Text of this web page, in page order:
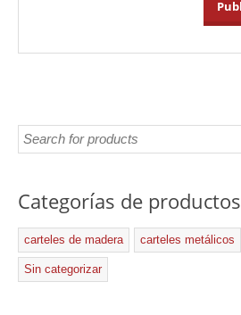
Categorías de productos
carteles de madera carteles metálicos
Sin categorizar